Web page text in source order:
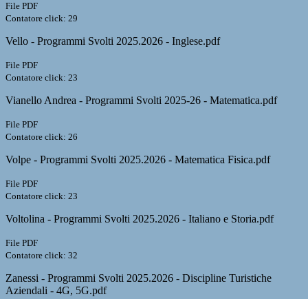
File PDF
Contatore click: 29
Vello - Programmi Svolti 2025.2026 - Inglese.pdf
File PDF
Contatore click: 23
Vianello Andrea - Programmi Svolti 2025-26 - Matematica.pdf
File PDF
Contatore click: 26
Volpe - Programmi Svolti 2025.2026 - Matematica Fisica.pdf
File PDF
Contatore click: 23
Voltolina - Programmi Svolti 2025.2026 - Italiano e Storia.pdf
File PDF
Contatore click: 32
Zanessi - Programmi Svolti 2025.2026 - Discipline Turistiche
Aziendali - 4G, 5G.pdf